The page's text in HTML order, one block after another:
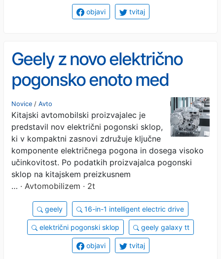
objavi tvitaj
Geely z novo električno
pogonsko enoto med
najbolj učinkovitimi
Novice / Avto
Kitajski avtomobilski proizvajalec je
predstavil nov električni pogonski sklop,
ki v kompaktni zasnovi združuje ključne
komponente električnega pogona in dosega visoko
učinkovitost. Po podatkih proizvajalca pogonski
sklop na kitajskem preizkusnem
… · Avtomobilizem · 2t
geely 16-in-1 intelligent electric drive
električni pogonski sklop geely galaxy tt
objavi tvitaj